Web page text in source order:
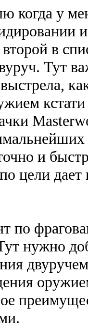
когда у
в
Тут
и
цели
по
нужно